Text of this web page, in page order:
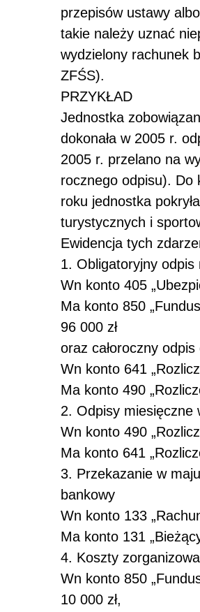
przepisów ustawy
takie należy uznać
wydzielony rachunek
ZFŚS).
PRZYKŁAD
Jednostka
dokonała w 2005 r.
2005 r. przelano na
rocznego odpisu). Do
roku jednostka
turystycznych i
Ewidencja tych
1. Obligatoryjny odpis
Wn konto 405
Ma konto 850
96 000 zł
oraz całoroczny
Wn konto 641
Ma konto 490
2. Odpisy miesięczne
Wn konto 490
Ma konto 641
3. Przekazanie w
bankowy
Wn konto 133
Ma konto 131
4. Koszty
Wn konto 850
10 000 zł,